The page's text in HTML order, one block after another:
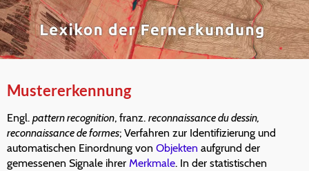
Mustererkennung
Engl. pattern recognition, franz. reconnaissance du dessin,
reconnaissance de formes; Verfahren zur Identifizierung und
automatischen Einordnung von Objekten aufgrund der
gemessenen Signale ihrer Merkmale. In der statistischen